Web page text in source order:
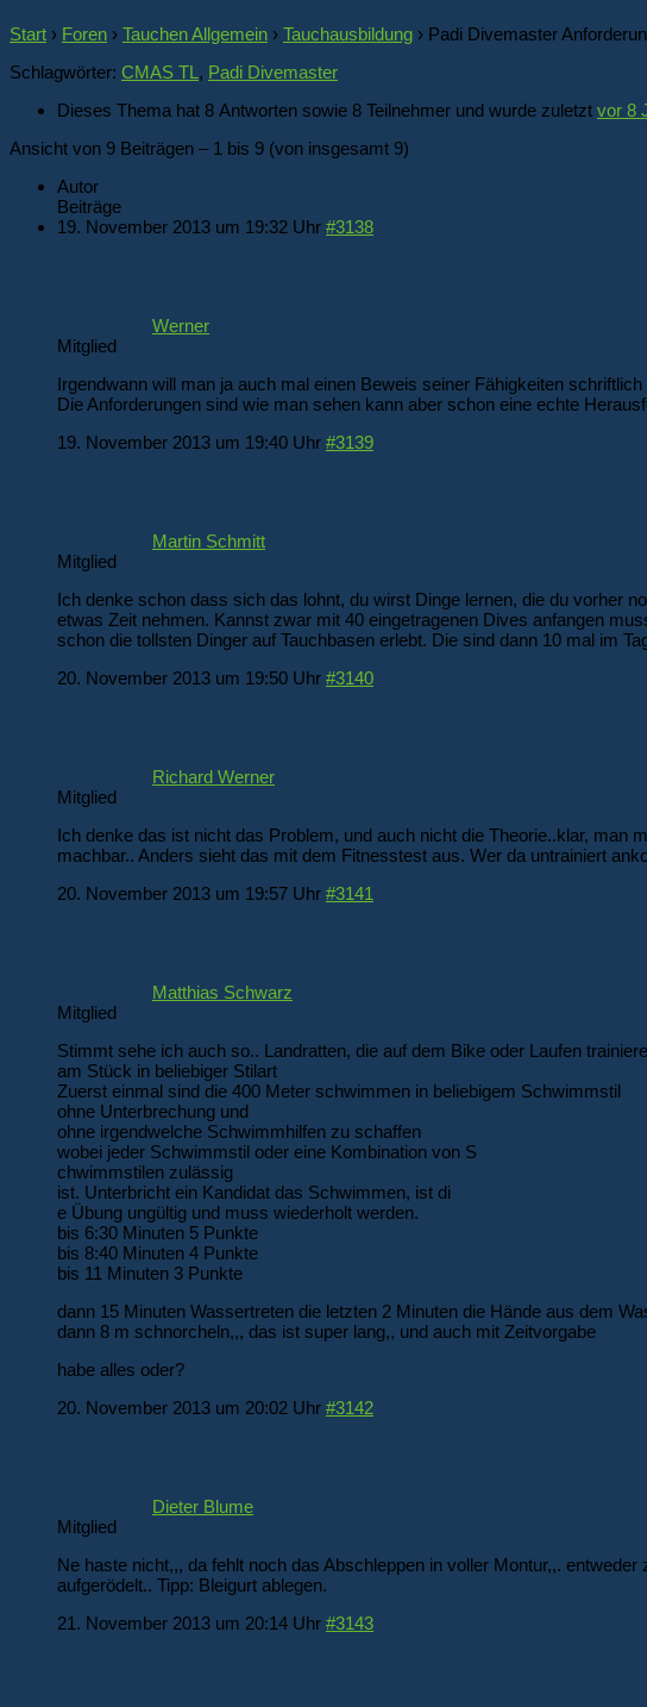
Start › Foren › Tauchen Allgemein › Tauchausbildung › Padi Divemaster
Schlagwörter: CMAS TL , Padi Divemaster
Dieses Thema hat 8 Antworten sowie 8 Teilnehmer und wurde zuletzt vor 8
Ansicht von 9 Beiträgen – 1 bis 9 (von insgesamt 9)
Autor
Beiträge
19. November 2013 um 19:32 Uhr #3138
Werner
Mitglied
Irgendwann will man ja auch mal einen Beweis seiner Fähigkeiten
Die Anforderungen sind wie man sehen kann aber schon eine echte
19. November 2013 um 19:40 Uhr #3139
Martin Schmitt
Mitglied
Ich denke schon dass sich das lohnt, du wirst Dinge lernen, die du vorher
etwas Zeit nehmen. Kannst zwar mit 40 eingetragenen Dives anfangen
schon die tollsten Dinger auf Tauchbasen erlebt. Die sind dann 10 mal im
20. November 2013 um 19:50 Uhr #3140
Richard Werner
Mitglied
Ich denke das ist nicht das Problem, und auch nicht die Theorie..klar,
machbar.. Anders sieht das mit dem Fitnesstest aus. Wer da untrainiert
20. November 2013 um 19:57 Uhr #3141
Matthias Schwarz
Mitglied
Stimmt sehe ich auch so.. Landratten, die auf dem Bike oder Laufen
am Stück in beliebiger Stilart
Zuerst einmal sind die 400 Meter schwimmen in beliebigem Schwimmstil
ohne Unterbrechung und
ohne irgendwelche Schwimmhilfen zu schaffen
wobei jeder Schwimmstil oder eine Kombination von S
chwimmstilen zulässig
ist. Unterbricht ein Kandidat das Schwimmen, ist di
e Übung ungültig und muss wiederholt werden.
bis 6:30 Minuten 5 Punkte
bis 8:40 Minuten 4 Punkte
bis 11 Minuten 3 Punkte
dann 15 Minuten Wassertreten die letzten 2 Minuten die Hände aus dem
dann 8 m schnorcheln,,, das ist super lang,, und auch mit Zeitvorgabe
habe alles oder?
20. November 2013 um 20:02 Uhr #3142
Dieter Blume
Mitglied
Ne haste nicht,,, da fehlt noch das Abschleppen in voller Montur,,.
aufgerödelt.. Tipp: Bleigurt ablegen.
21. November 2013 um 20:14 Uhr #3143